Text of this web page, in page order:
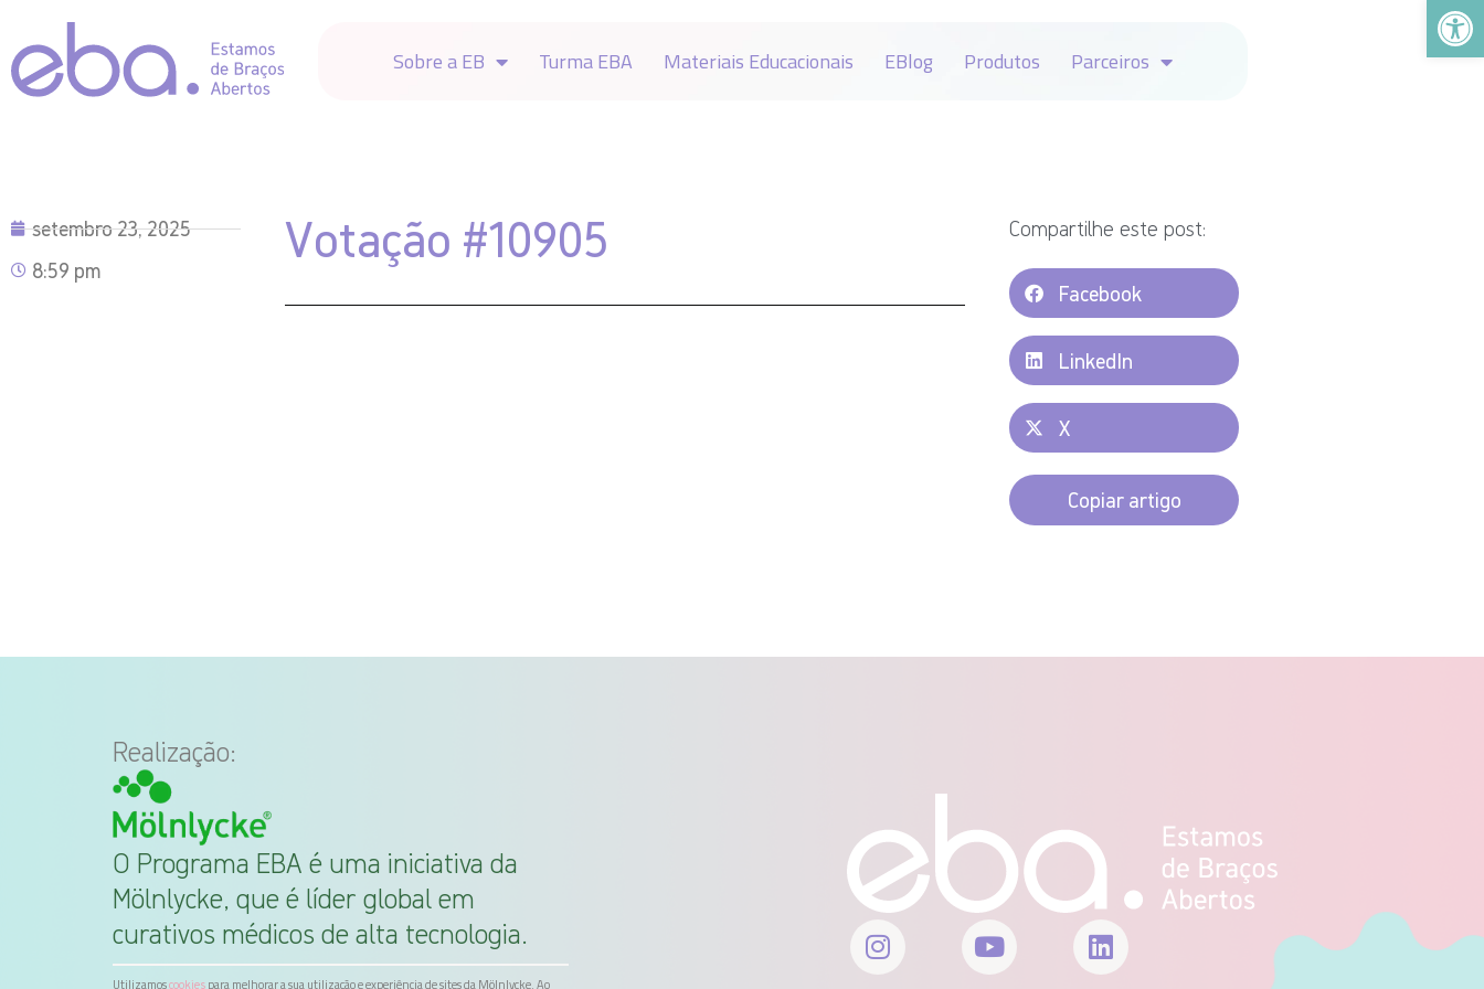
Abrir
Sobre a EB Turma EBA Materiais Educacionais EBlog Produtos Parceiros
setembro 23, 2025
8:59 pm
Votação #10905 Compartilhe este post:
Facebook
LinkedIn
X
Copiar artigo
Realização:
O Programa EBA é uma iniciativa da
Mölnlycke, que é líder global em
curativos médicos de alta tecnologia.
Utilizamoscookies para melhorar a sua utilização e experiência de sites da Mölnlycke. Ao